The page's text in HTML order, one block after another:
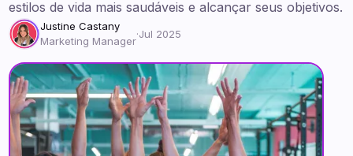
estilos de vida mais saudáveis e alcançar seus objetivos.
Justine Castany
Marketing Manager
·Jul 2025